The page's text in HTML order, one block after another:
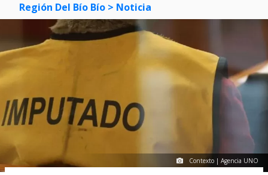
Región Del Bío Bío > Noticia
Contexto | Agencia UNO